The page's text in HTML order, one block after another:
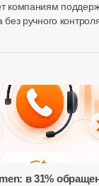
компаниям
без ручного
в 31%